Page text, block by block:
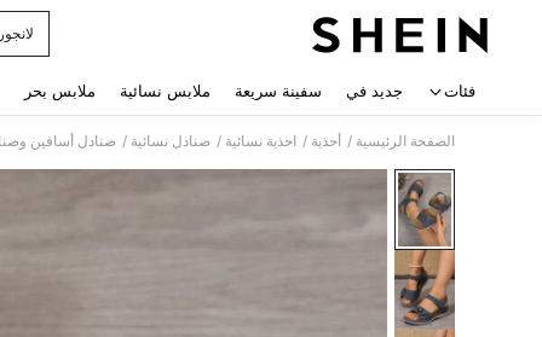
فئات جديد في سفينة سريعة ملابس نسائية ملابس بحر
الصفحة الرئيسية / أحذية / احذية نسائية / صنادل نسائية / صنادل أسافين